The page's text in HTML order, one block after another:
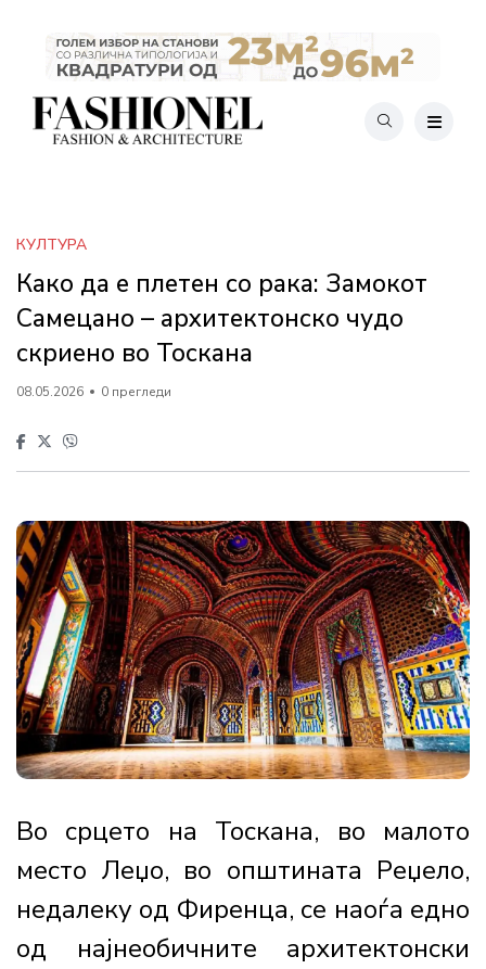
КУЛТУРА
Како да е плетен со рака: Замокот
Самецано – архитектонско чудо
скриено во Тоскана
08.05.2026 0 прегледи
Во срцето на Тоскана, во малото
место Леџо, во општината Реџело,
недалеку од Фиренца, се наоѓа едно
од најнеобичните архитектонски